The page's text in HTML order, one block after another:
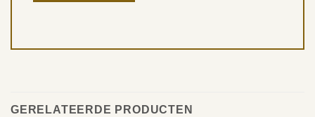
GERELATEERDE PRODUCTEN